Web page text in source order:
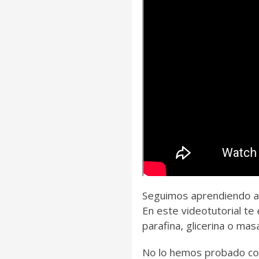
Seguimos aprendiendo
En este videotutorial te
parafina, glicerina o
No lo hemos probado